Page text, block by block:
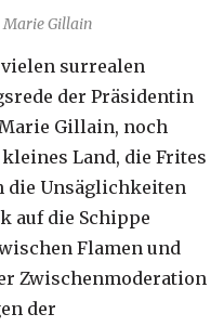
Marie Gillain
surrealen
der Präsidentin
Gillain, noch
Land, die Frites
die Unsäglichkeiten
auf die Schippe
Flamen und
Zwischenmoderation
der